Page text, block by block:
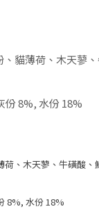
貓薄荷、木天蓼
份 8%, 水份 18%
、木天蓼、牛磺酸
8%, 水份 18%